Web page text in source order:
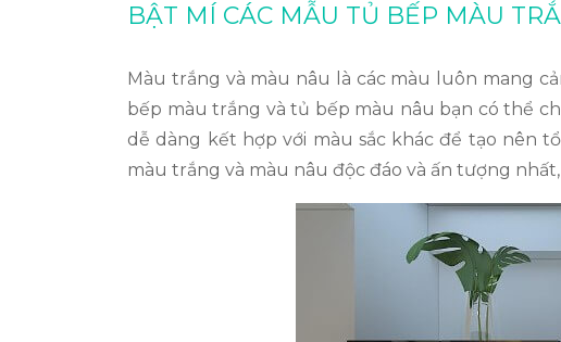
BẬT MÍ CÁC MẪU TỦ BẾP MÀU
Màu trắng và màu nâu là các màu luôn mang
bếp màu trắng và tủ bếp màu nâu bạn có thể
dễ dàng kết hợp với màu sắc khác để tạo nên
màu trắng và màu nâu độc đáo và ấn tượng